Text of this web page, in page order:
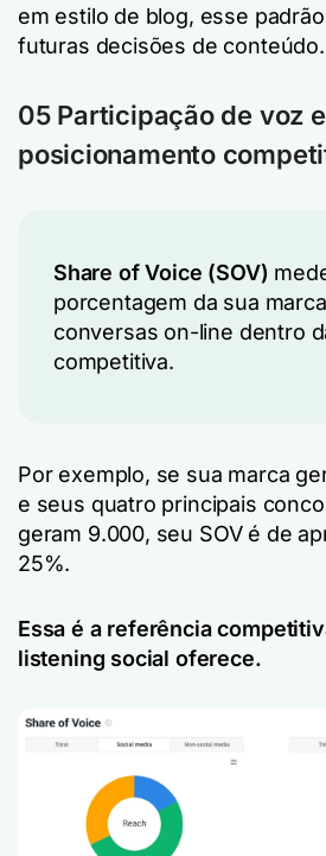
em estilo de blog, esse
futuras decisões de conteúdo.
05 Participação de voz e
posicionamento
Share of Voice (SOV)
porcentagem da sua
conversas on-line dentro
competitiva.
Por exemplo, se sua marca
e seus quatro principais
geram 9.000, seu SOV é de
25%.
Essa é a referência
listening social oferece.